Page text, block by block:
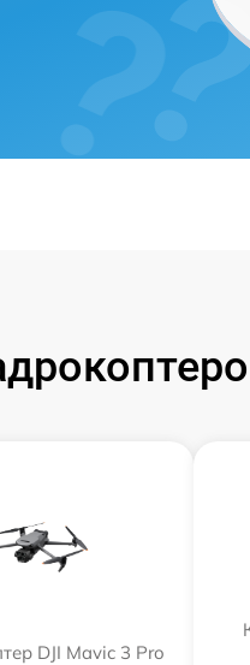
DJI Mavic 3 Pro